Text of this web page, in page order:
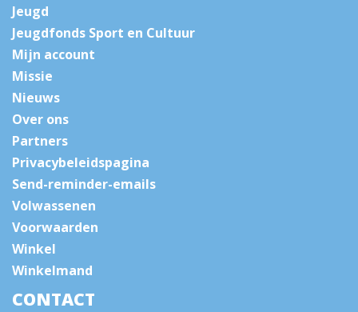
Jeugd
Jeugdfonds Sport en Cultuur
Mijn account
Missie
Nieuws
Over ons
Partners
Privacybeleidspagina
Send-reminder-emails
Volwassenen
Voorwaarden
Winkel
Winkelmand
CONTACT